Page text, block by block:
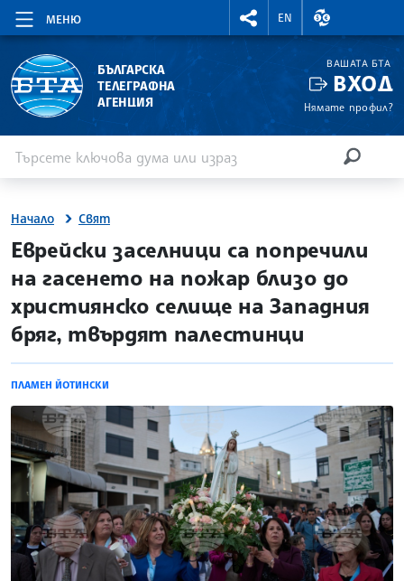
МЕНЮ
RIGHTMENU.SOCIAL
EN
ВАЛУТНИ
БЪЛГАРСКА
ТЕЛЕГРАФНА
АГЕНЦИЯ
ВАШАТА БТА
ВХОД
Нямате профил?
Начало Свят
site.bta
Еврейски заселници са попречили
на гасенето на пожар близо до
християнско селище на Западния
бряг, твърдят палестинци
ПЛАМЕН ЙОТИНСКИ